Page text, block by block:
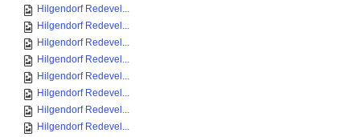
Hilgendorf Redevel...
Hilgendorf Redevel...
Hilgendorf Redevel...
Hilgendorf Redevel...
Hilgendorf Redevel...
Hilgendorf Redevel...
Hilgendorf Redevel...
Hilgendorf Redevel...